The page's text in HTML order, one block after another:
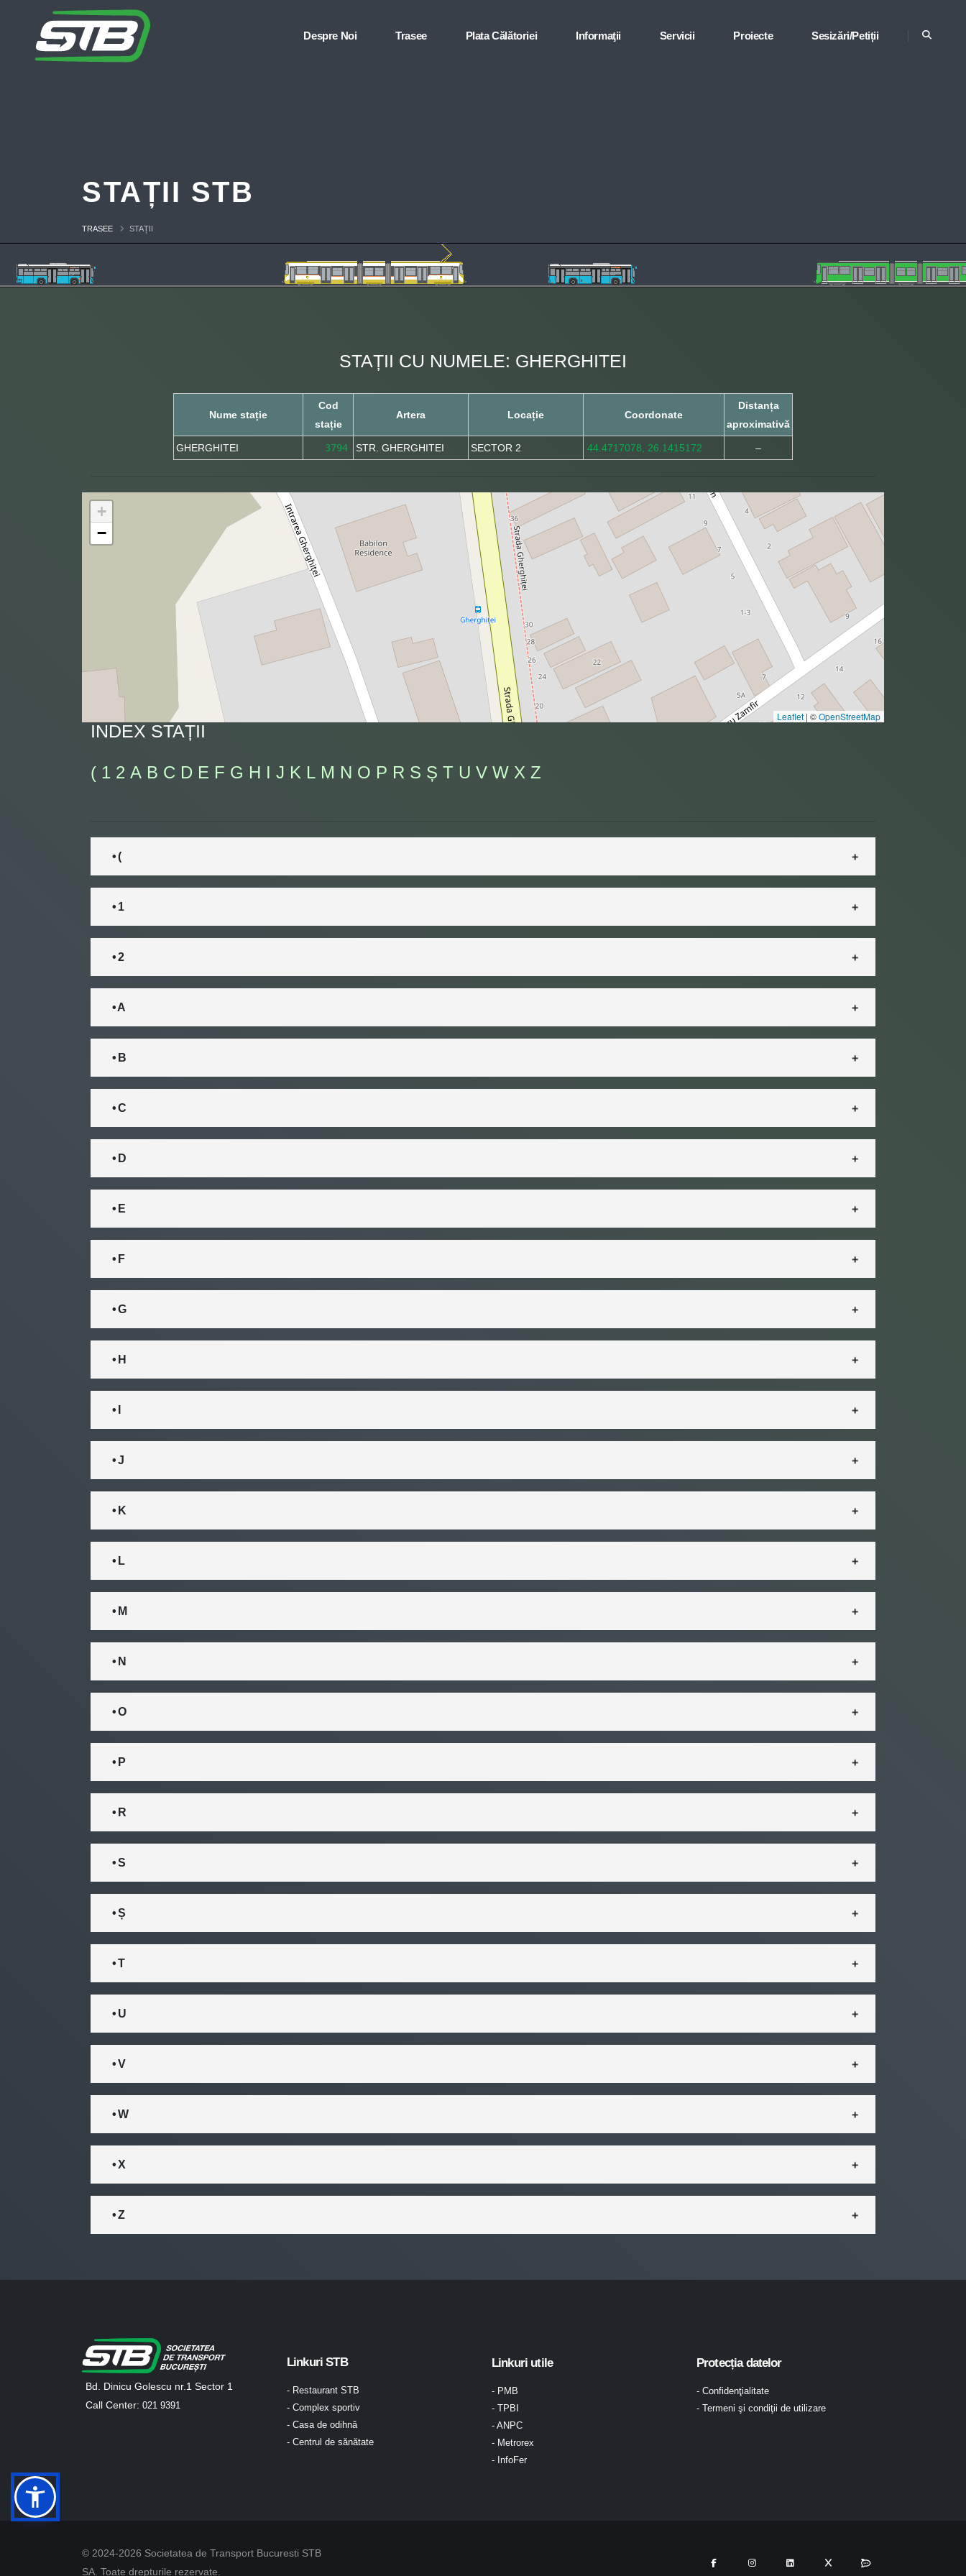
Despre Noi Trasee Plata Călătoriei Informaţii Servicii Proiecte Sesizări/Petiții
STAȚII STB
TRASEE STAȚII
STAȚII CU NUMELE: GHERGHITEI
Nume stație
Cod
stație
Artera Locație Coordonate
Distanța
aproximativă
GHERGHITEI 3794 STR. GHERGHITEI SECTOR 2 44.4717078, 26.1415172 –
+
−
Leaflet | ©OpenStreetMap
INDEX STAȚII
( 1 2 A B C D E F G H I J K L M N O P R S Ș T U V W X Z
• (
• 1
• 2
• A
• B
• C
• D
• E
• F
• G
• H
• I
• J
• K
• L
• M
• N
• O
• P
• R
• S
• Ș
• T
• U
• V
• W
• X
• Z
Bd. Dinicu Golescu nr.1 Sector 1
Call Center: 021 9391
Linkuri STB
- Restaurant STB
- Complex sportiv
- Casa de odihnă
- Centrul de sănătate
Linkuri utile
- PMB
- TPBI
- ANPC
- Metrorex
- InfoFer
Protecția datelor
- Confidenţialitate
- Termeni şi condiţii de utilizare
© 2024-2026 Societatea de Transport Bucuresti STB
SA. Toate drepturile rezervate.